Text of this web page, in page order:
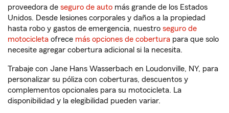
proveedora de seguro de auto más grande de los Estados
Unidos. Desde lesiones corporales y daños a la propiedad
hasta robo y gastos de emergencia, nuestro seguro de
motocicleta ofrece más opciones de cobertura para que solo
necesite agregar cobertura adicional si la necesita.
Trabaje con Jane Hans Wasserbach en Loudonville, NY, para
personalizar su póliza con coberturas, descuentos y
complementos opcionales para su motocicleta. La
disponibilidad y la elegibilidad pueden variar.